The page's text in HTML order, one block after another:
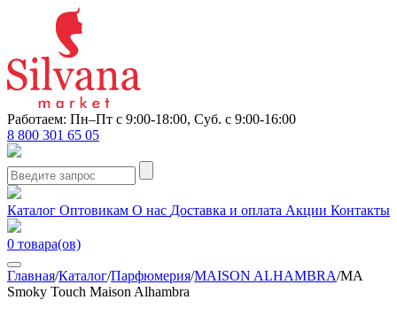
Работаем: Пн–Пт с 9:00-18:00, Суб. с 9:00-16:00
8 800 301 65 05
Каталог Оптовикам О нас Доставка и оплата Акции Контакты
0 товара(ов)
Главная/Каталог/Парфюмерия/MAISON ALHAMBRA/MA
Smoky Touch Maison Alhambra